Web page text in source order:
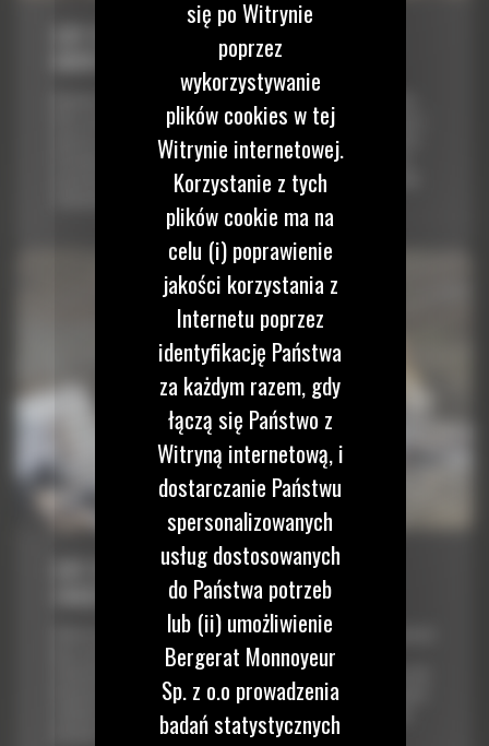
CAT COMPACT Z TECHNOLOGIĄ MACHINE
DRIVE POWER (MDP)
Machine Drive Power (MDP) to oparty na pomiarze energii system,
który wskazuje sztywność gleby na podstawie korelacji ugniecenia z
oporem toczenia. Zawiera opcjonalny system tworzenia map, który
wizualnie przedstawia operatorowi zapis jego pracy, aby mógł on
sprawdzić, czy walec objechał cały teren i wykonał pracę w sposób
CAT COMPACT Z ALGORYTMEM
ZAGĘSZCZANIA
Układ kontroli zagęszczania do kompaktorów do prac na wysypiskach
łączy nowoczesne funkcje pomiaru ugniecenia, instrukcji
wyświetlanych w kabinie dla operatora oraz funkcji raportowania dla
menedżerów. System zawiera odbiornik systemu globalnej nawigacji
satelitarnej (GNSS) umieszczony na kabinie i wyświetlacz z mapą
się po Witrynie
poprzez
wykorzystywanie
plików cookies w tej
Witrynie internetowej.
Korzystanie z tych
plików cookie ma na
celu (i) poprawienie
jakości korzystania z
Internetu poprzez
identyfikację Państwa
za każdym razem, gdy
łączą się Państwo z
Witryną internetową, i
dostarczanie Państwu
spersonalizowanych
usług dostosowanych
do Państwa potrzeb
lub (ii) umożliwienie
Bergerat Monnoyeur
Sp. z o.o prowadzenia
badań statystycznych